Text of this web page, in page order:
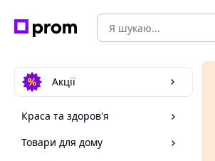
Акції
Краса та здоров'я
Товари для дому